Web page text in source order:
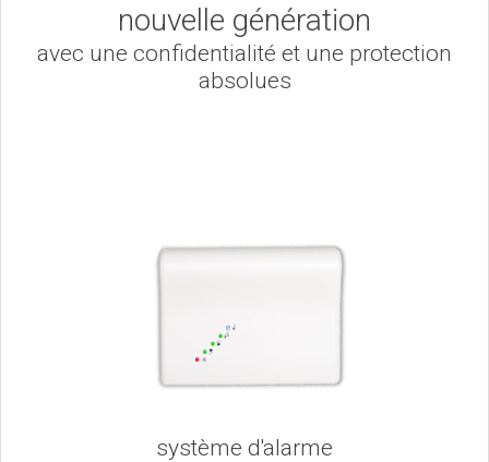
nouvelle génération
avec une confidentialité et une protection
absolues
système d'alarme